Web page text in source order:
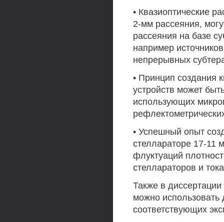
• Квазиоптические
2-мм рассеяния,
рассеяния на базе
например
непрерывных
• Принцип создания
устройств может
использующих
• Успешный опыт
стеллараторе 17-11
флуктуаций
стеллараторов и
Также в
можно использовать
соответствующих